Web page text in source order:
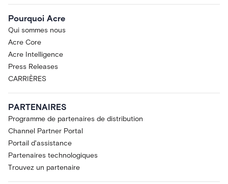
Pourquoi Acre
Qui sommes nous
Acre Core
Acre Intelligence
Press Releases
CARRIÈRES
PARTENAIRES
Programme de partenaires de distribution
Channel Partner Portal
Portail d'assistance
Partenaires technologiques
Trouvez un partenaire